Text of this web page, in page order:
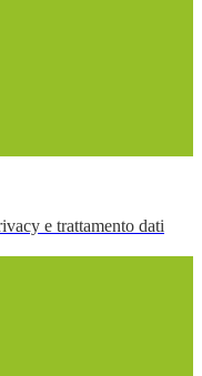
e trattamento dati